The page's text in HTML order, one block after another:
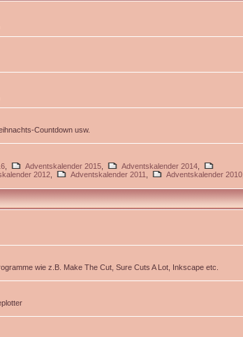
Countdown usw.
Adventskalender 2015 Adventskalender 2014
2012 Adventskalender 2011 Adventskalender 2010
wie z.B. Make The Cut, Sure Cuts A Lot, Inkscape etc.